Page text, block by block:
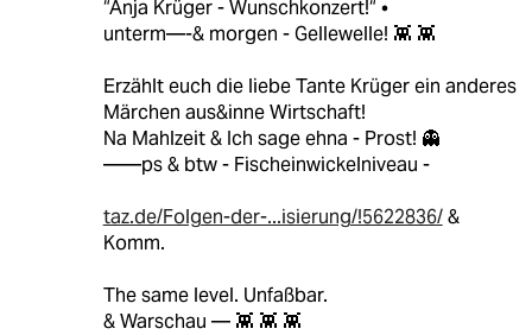
“Anja Krüger - Wunschkonzert!“ •
unterm—-& morgen - Gellewelle! 👾 👾
Erzählt euch die liebe Tante Krüger ein anderes
Märchen aus&inne Wirtschaft!
Na Mahlzeit & Ich sage ehna - Prost! 👻
——ps & btw - Fischeinwickelniveau -
taz.de/Folgen-der-...isierung/!5622836/&
Komm.
The same level. Unfaßbar.
& Warschau — 👾 👾 👾